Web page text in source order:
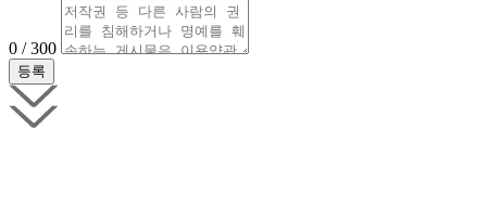
0 / 300